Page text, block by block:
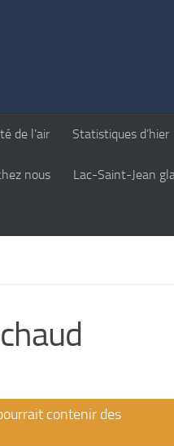
de l’air Statistiques d’hier
nous Lac-Saint-Jean
contenir des